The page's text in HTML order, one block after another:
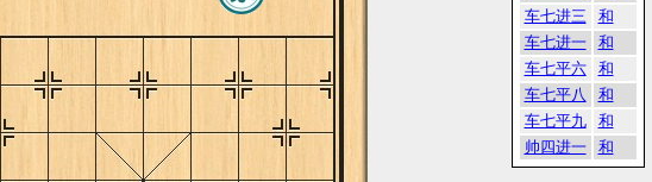
车七进三
和
车七进一
和
车七平六
和
车七平八
和
车七平九
和
帅四进一
和